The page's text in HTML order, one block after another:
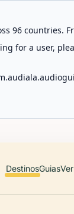
96 countries.
for a user,
DestinosGuias